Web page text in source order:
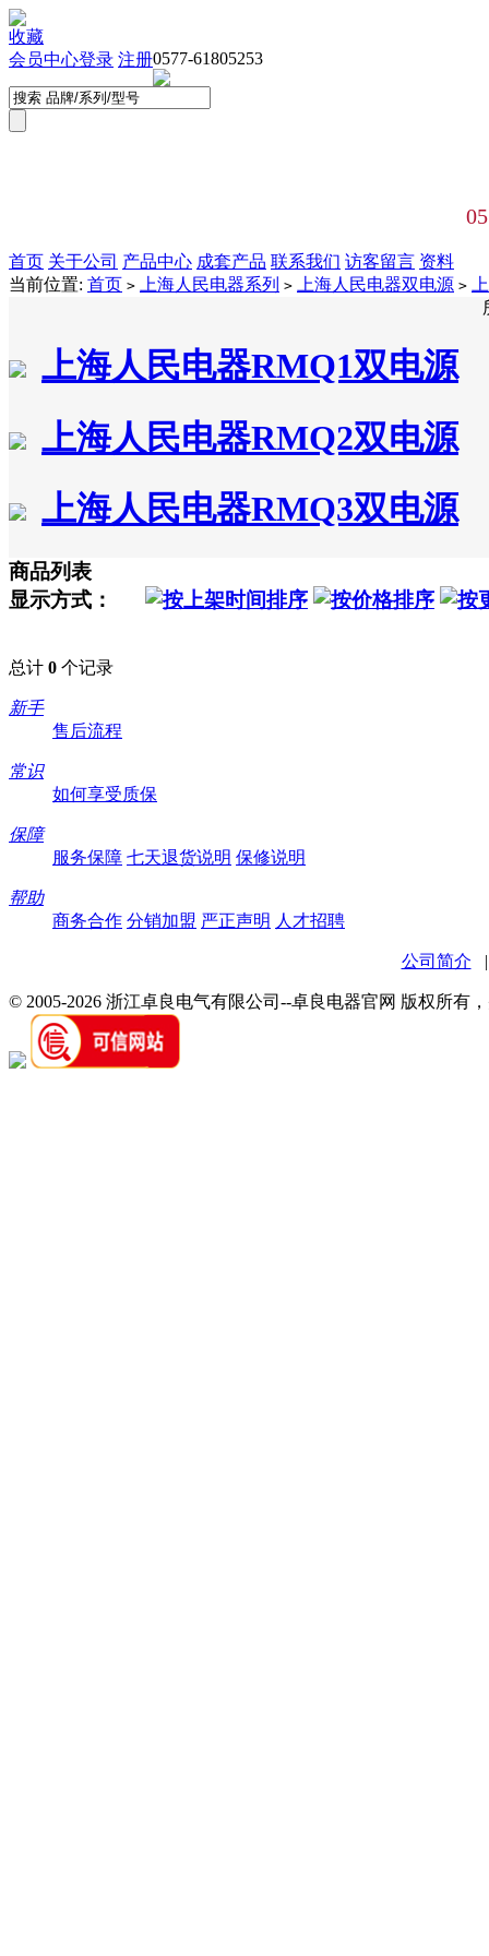
收藏
0577-61805253
登录 注册
会员中心
首页 关于公司 产品中心 成套产品 联系我们 访客留言 资料
当前位置: 首页 > 上海人民电器系列 > 上海人民电器双电源 >
上海人民电器RMQ1双电源
上海人民电器RMQ2双电源
上海人民电器RMQ3双电源
商品列表
显示方式：
总计 0 个记录
新手
售后流程
常识
如何享受质保
保障
服务保障 七天退货说明 保修说明
帮助
商务合作 分销加盟 严正声明 人才招聘
公司简介
© 2005-2026 浙江卓良电气有限公司--卓良电器官网 版权所有